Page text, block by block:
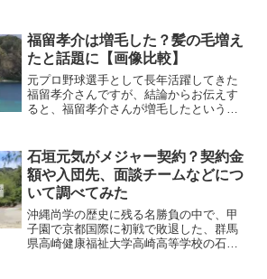
の髪についてたびたび話題になっている
ようです。福留孝介さんの...
福留孝介は増毛した？髪の毛増え
たと話題に【画像比較】
元プロ野球選手として長年活躍してきた
福留孝介さんですが、結論からお伝えす
ると、福留孝介さんが増毛したという事
ったことから、「髪が増えた」「増毛し
たのでは？」という声がネ...
石垣元気がメジャー契約？契約金
額や入団先、面談チームなどにつ
いて調べてみた
沖縄尚学の歴史に残る名勝負の中で、甲
子園で京都国際に初戦で敗退した、群馬
県高崎健康福祉大学高崎高等学校の石垣